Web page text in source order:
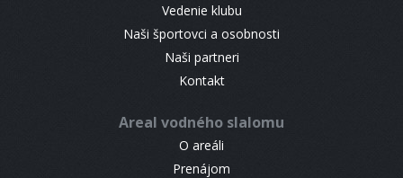
Vedenie klubu
Naši športovci a osobnosti
Naši partneri
Kontakt
Areal vodného slalomu
O areáli
Prenájom